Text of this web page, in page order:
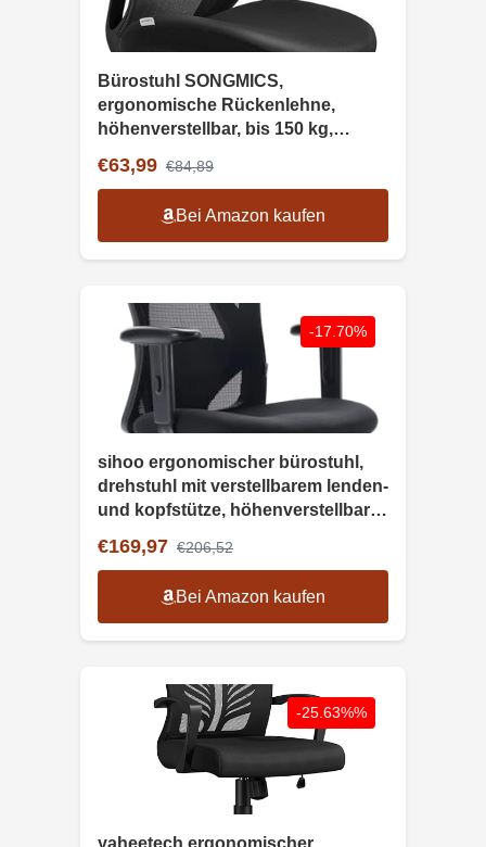
Bürostuhl SONGMICS,
ergonomische Rückenlehne,
höhenverstellbar, bis 150 kg,
€63,99 €84,89
Bei Amazon kaufen
-17.70%
sihoo ergonomischer bürostuhl,
drehstuhl mit verstellbarem lenden-
und kopfstütze, höhenverstellbar,
€169,97 €206,52
Bei Amazon kaufen
-25.63%%
yaheetech ergonomischer